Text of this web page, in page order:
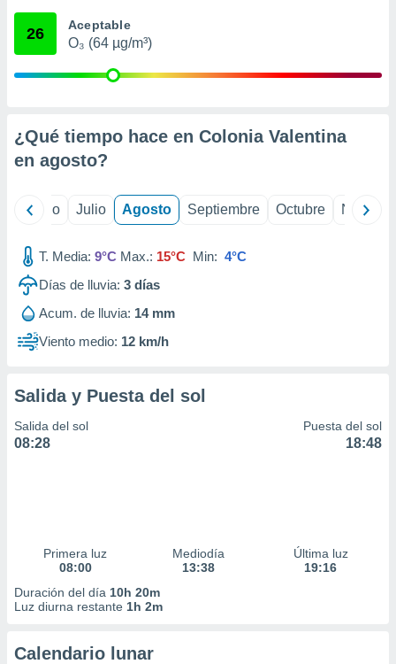
mediante
publicidad
1199
26 Aceptable
O₃ (64 µg/m³)
¿Qué tiempo hace en Colonia Valentina
en agosto?
Junio Julio Agosto Septiembre Octubre
T. Media: 9°C Max.: 15°C Min: 4°C
Días de lluvia: 3 días
Acum. de lluvia: 14 mm
Viento medio: 12 km/h
Salida y Puesta del sol
Salida del sol
08:28
Puesta del sol
18:48
Primera luz
08:00
Mediodía
13:38
Última luz
19:16
Duración del día 10h 20m
Luz diurna restante 1h 2m
Calendario lunar